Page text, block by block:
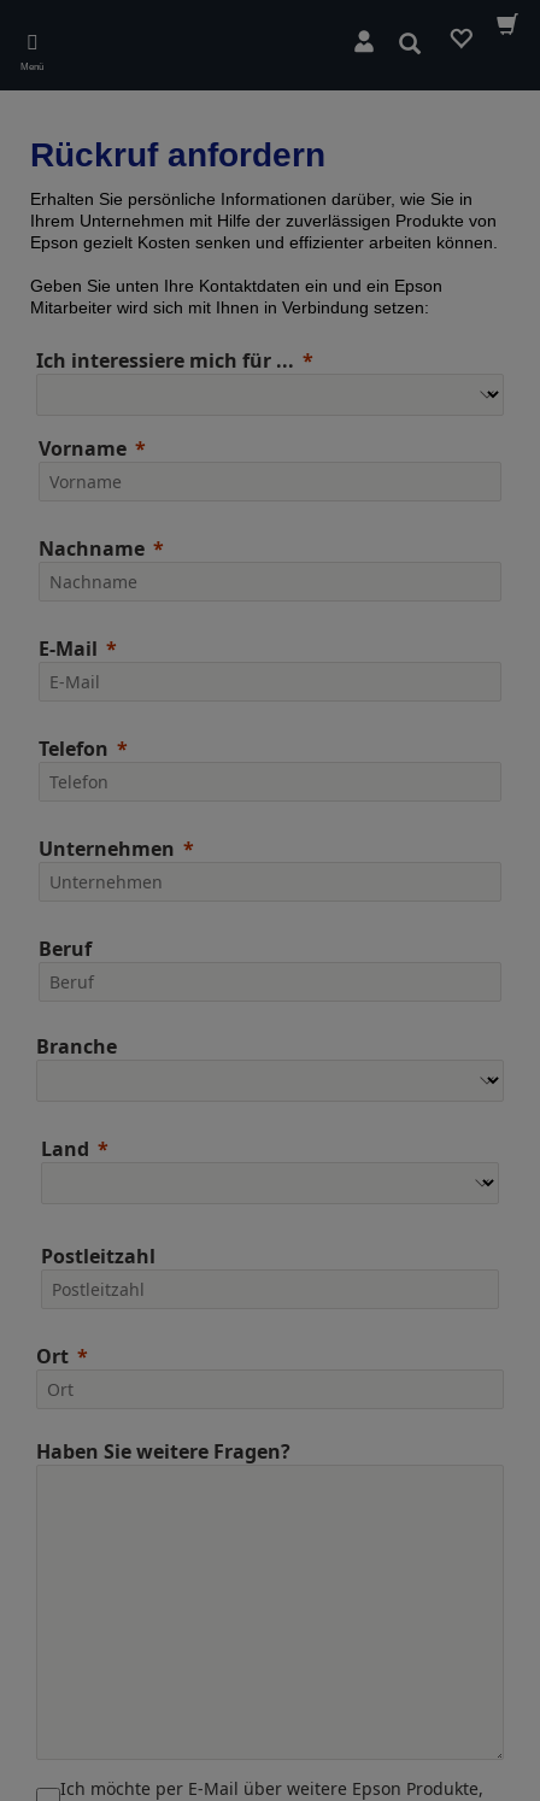
main
content
Menü
Suchen
Rückruf anfordern
Erhalten Sie persönliche Informationen darüber, wie Sie in
Ihrem Unternehmen mit Hilfe der zuverlässigen Produkte von
Epson gezielt Kosten senken und effizienter arbeiten können.
Geben Sie unten Ihre Kontaktdaten ein und ein Epson
Mitarbeiter wird sich mit Ihnen in Verbindung setzen:
Ich interessiere mich für ...
Vorname
Nachname
E-Mail
Telefon
Unternehmen
Beruf
Branche
Land
Postleitzahl
Ort
Haben Sie weitere Fragen?
Ich möchte per E-Mail über weitere Epson Produkte,